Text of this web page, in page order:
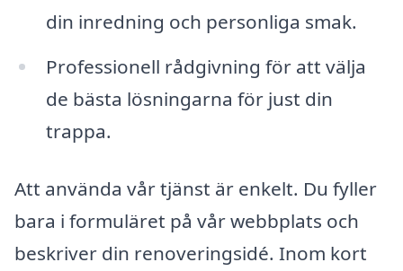
din inredning och personliga smak.
Professionell rådgivning för att välja
de bästa lösningarna för just din
trappa.
Att använda vår tjänst är enkelt. Du fyller
bara i formuläret på vår webbplats och
beskriver din renoveringsidé. Inom kort